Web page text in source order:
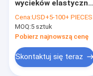
wycieków elastyczna
szlifowania
Cena:USD+5-100+ PIECES
MOQ:5 sztuk
Pobierz najnowszą cenę
Skontaktuj się teraz